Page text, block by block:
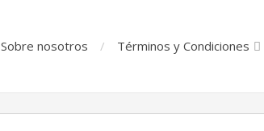
Sobre nosotros Términos y Condiciones